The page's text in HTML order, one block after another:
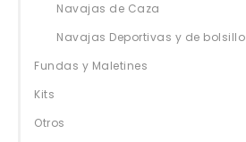
Navajas de Caza
Navajas Deportivas y de bolsillo
Fundas y Maletines
Kits
Otros